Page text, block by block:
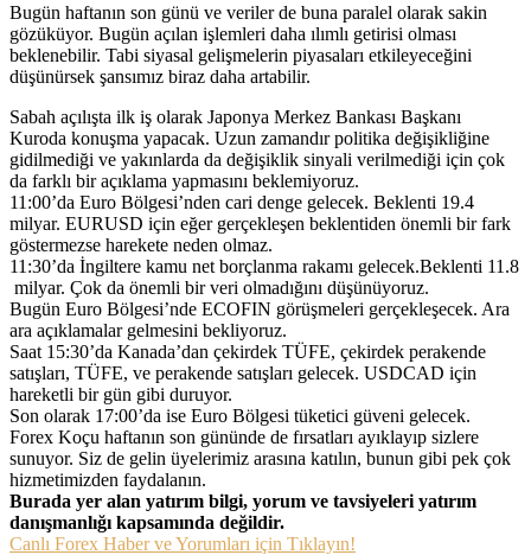
Bugün haftanın son günü ve veriler de buna paralel olarak sakin
gözüküyor. Bugün açılan işlemleri daha ılımlı getirisi olması
beklenebilir. Tabi siyasal gelişmelerin piyasaları etkileyeceğini
düşünürsek şansımız biraz daha artabilir.
Sabah açılışta ilk iş olarak Japonya Merkez Bankası Başkanı
Kuroda konuşma yapacak. Uzun zamandır politika değişikliğine
gidilmediği ve yakınlarda da değişiklik sinyali verilmediği için çok
da farklı bir açıklama yapmasını beklemiyoruz.
11:00’da Euro Bölgesi’nden cari denge gelecek. Beklenti 19.4
milyar. EURUSD için eğer gerçekleşen beklentiden önemli bir fark
göstermezse harekete neden olmaz.
11:30’da İngiltere kamu net borçlanma rakamı gelecek.Beklenti 11.8
milyar. Çok da önemli bir veri olmadığını düşünüyoruz.
Bugün Euro Bölgesi’nde ECOFIN görüşmeleri gerçekleşecek. Ara
ara açıklamalar gelmesini bekliyoruz.
Saat 15:30’da Kanada’dan çekirdek TÜFE, çekirdek perakende
satışları, TÜFE, ve perakende satışları gelecek. USDCAD için
hareketli bir gün gibi duruyor.
Son olarak 17:00’da ise Euro Bölgesi tüketici güveni gelecek.
Forex Koçu haftanın son gününde de fırsatları ayıklayıp sizlere
sunuyor. Siz de gelin üyelerimiz arasına katılın, bunun gibi pek çok
hizmetimizden faydalanın.
Burada yer alan yatırım bilgi, yorum ve tavsiyeleri yatırım
danışmanlığı kapsamında değildir.
Canlı Forex Haber ve Yorumları için Tıklayın!